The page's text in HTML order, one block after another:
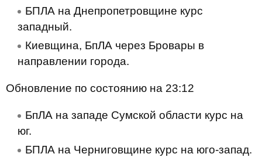
БПЛА на Днепропетровщине курс
западный.
Киевщина, БпЛА через Бровары в
направлении города.
Обновление по состоянию на 23:12
БпЛА на западе Сумской области курс на
юг.
БПЛА на Черниговщине курс на юго-запад.